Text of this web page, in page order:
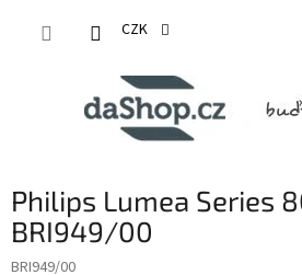
CZK
Philips Lumea Series
BRI949/00
BRI949/00